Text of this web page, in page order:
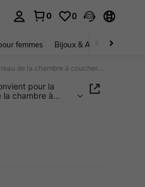
0 0
femmes Bijoux & Accessoires pour
1 pièce d'art de luxe en coquillage, convient pour la décoration de la maison, le bureau de la chambre à coucher, la décoration murale, la collection de coquillages, un excellent choix de cadeau
pour la
la chambre à
de